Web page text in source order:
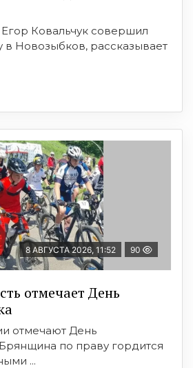
Ковальчук совершил
в Новозыбков, рассказывает
8 АВГУСТА 2026, 11:52 90
отмечает День
отмечают День
по праву гордится
...